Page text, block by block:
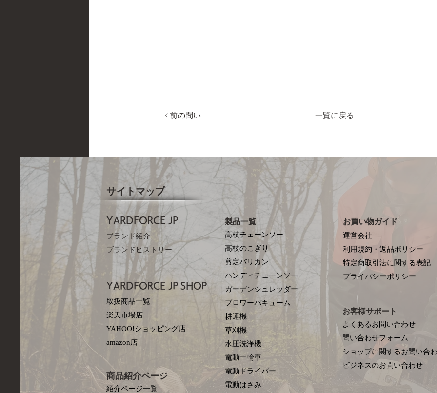
< 前の問い 一覧に戻る
サイトマップ
YARDFORCE JP​
ブランド紹介
ブランドヒストリー
YARDFORCE JP​ SHOP
取扱商品一覧
楽天市場店
YAHOO!ショッピング店
amazon店
商品紹介ページ
紹介ページ一覧
製品一覧
高枝チェーンソー
高枝のこぎり
剪定バリカン
ハンディチェーンソー
ガーデンシュレッダー
ブロワーバキューム
耕運機
草刈機
水圧洗浄機
電動一輪車
電動ドライバー
電動はさみ
お買い物ガイド
運営会社
利用規約・返品ポリシー
特定商取引法に関する表記
プライバシーポリシー
お客様サポート
よくあるお問い合わせ
問い合わせフォーム
ショップに関するお問い合
​ビジネスのお問い合わせ